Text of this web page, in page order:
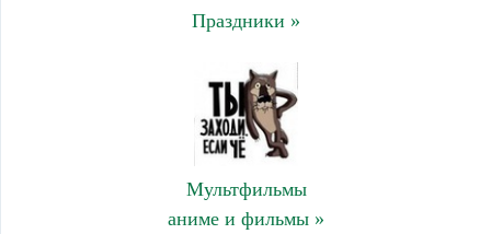
Праздники »
Мультфильмы
аниме и фильмы »